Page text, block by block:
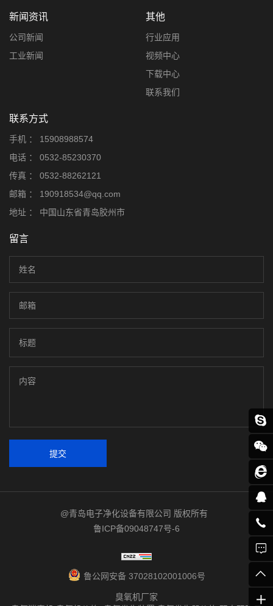
新闻资讯
公司新闻
工业新闻
其他
行业应用
视频中心
下载中心
联系我们
联系方式
手机 ：
15908988574
电话 ：
0532-85230370
传真 ：
0532-88262121
邮箱 ：
190918534@qq.com
地址 ：
中国山东省青岛胶州市
留言
提交
@青岛电子净化设备有限公司 版权所有
鲁ICP备09048747号-6
鲁公网安备 37028102001006号
臭氧机厂家